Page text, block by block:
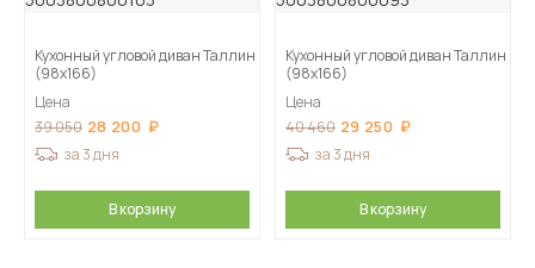
Кухонный угловой диван Таллин
(98х166)
Цена
39 050 28 200
за 3 дня
В корзину
Кухонный угловой диван Таллин
(98х166)
Цена
40 460 29 250
за 3 дня
В корзину